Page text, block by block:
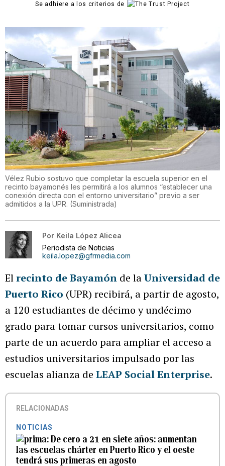
Se adhiere a los criterios de
Vélez Rubio sostuvo que completar la escuela superior en el
recinto bayamonés les permitirá a los alumnos “establecer una
conexión directa con el entorno universitario” previo a ser
admitidos a la UPR. (Suministrada)
Por Keila López Alicea
Periodista de Noticias
keila.lopez@gfrmedia.com
Elrecinto de Bayamón de laUniversidad de
Puerto Rico (UPR) recibirá, a partir de agosto,
a 120 estudiantes de décimo y undécimo
grado para tomar cursos universitarios, como
parte de un acuerdo para ampliar el acceso a
estudios universitarios impulsado por las
escuelas alianza de LEAP Social Enterprise.
RELACIONADAS
NOTICIAS
De cero a 21 en siete años: aumentan
las escuelas chárter en Puerto Rico y el oeste
tendrá sus primeras en agosto